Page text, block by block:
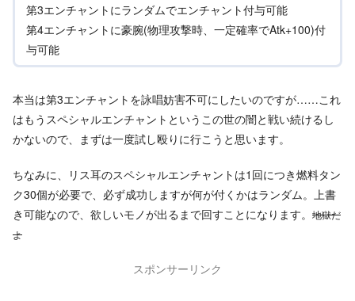
第3エンチャントにランダムでエンチャント付与可能
第4エンチャントに豪腕(物理攻撃時、一定確率でAtk+100)付
与可能
本当は第3エンチャントを詠唱妨害不可にしたいのですが……これ
はもうスペシャルエンチャントというこの世の闇と戦い続けるし
かないので、まずは一度試し殴りに行こうと思います。
ちなみに、リス耳のスペシャルエンチャントは1回につき燃料タン
ク30個が必要で、必ず成功しますが何が付くかはランダム。上書
き可能なので、欲しいモノが出るまで回すことになります。 地獄だ
よ
スポンサーリンク